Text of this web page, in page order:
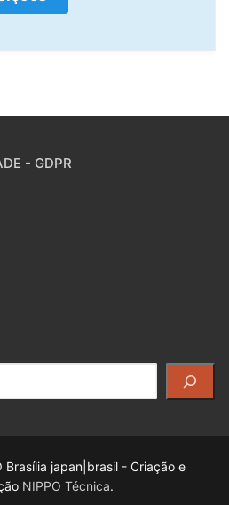
- GDPR
japan|brasil - Criação e
NIPPO Técnica.